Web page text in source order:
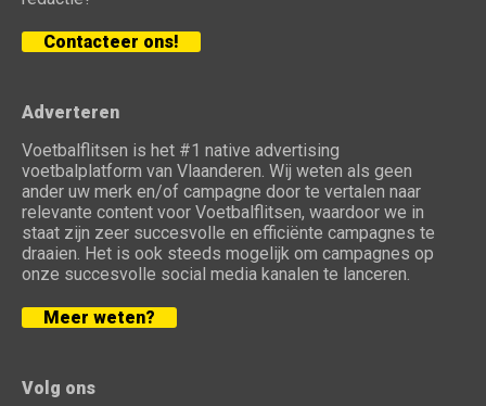
Contacteer ons!
Adverteren
Voetbalflitsen is het #1 native advertising
voetbalplatform van Vlaanderen. Wij weten als geen
ander uw merk en/of campagne door te vertalen naar
relevante content voor Voetbalflitsen, waardoor we in
staat zijn zeer succesvolle en efficiënte campagnes te
draaien. Het is ook steeds mogelijk om campagnes op
onze succesvolle social media kanalen te lanceren.
Meer weten?
Volg ons